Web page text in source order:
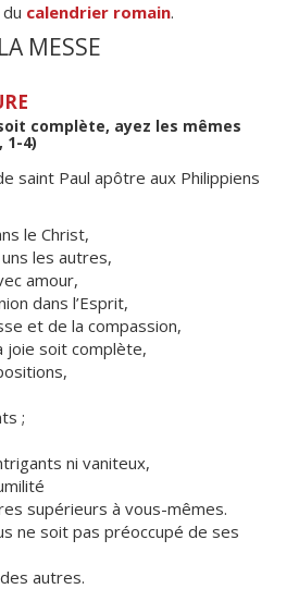
calendrier romain.
MESSE
complète, ayez les mêmes
1-4)
saint Paul apôtre aux Philippiens
le Christ,
les autres,
amour,
dans l’Esprit,
et de la compassion,
soit complète,
;
ni vaniteux,
supérieurs à vous-mêmes.
ne soit pas préoccupé de ses
autres.